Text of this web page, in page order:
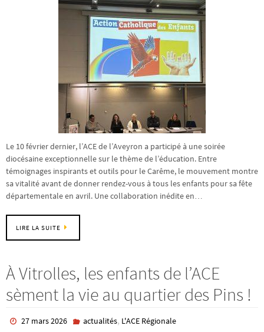
Le 10 février dernier, l’ACE de l’Aveyron a participé à une soirée
diocésaine exceptionnelle sur le thème de l’éducation. Entre
témoignages inspirants et outils pour le Carême, le mouvement montre
sa vitalité avant de donner rendez-vous à tous les enfants pour sa fête
départementale en avril. Une collaboration inédite en…
LIRE LA SUITE
À Vitrolles, les enfants de l’ACE
sèment la vie au quartier des Pins !
27 mars 2026 actualités, L'ACE Régionale